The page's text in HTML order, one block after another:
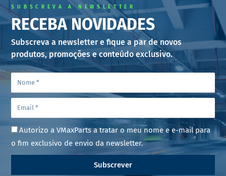
SUBSCREVA A NEWSLETTER
RECEBA NOVIDADES
Subscreva a newsletter e fique a par de novos
produtos, promoções e conteúdo exclusivo.
Autorizo a VMaxParts a tratar o meu nome e e-mail para
o fim exclusivo de envio da newsletter.
Subscrever